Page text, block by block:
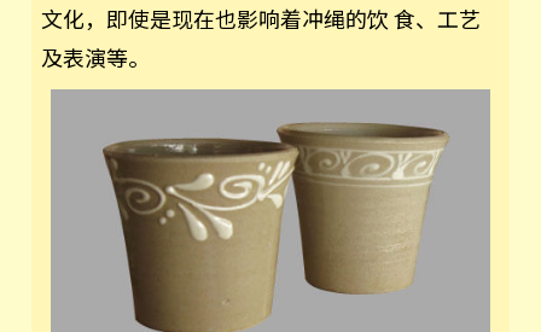
文化，即使是现在也影响着冲绳的饮 食、工艺
及表演等。